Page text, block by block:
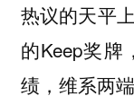
热议的天平
的Keep奖
绩，维系两